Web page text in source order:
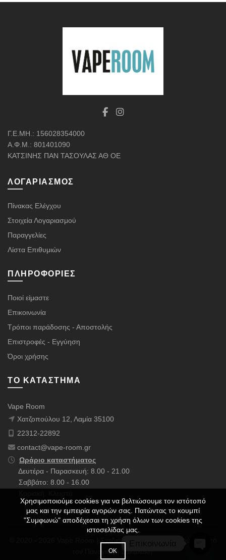
Γ.Ε.ΜΗ.: 156028354000
Α.Φ.Μ.: 801401090
ΚΑΤΣΙΝΗΣ ΠΑΝ ΤΑΣΟΥΛΑΣ ΑΘ ΟΕ
ΛΟΓΑΡΙΑΣΜΌΣ
Πίνακας Ελέγχου
Στοιχεία Λογαριασμού
Παραγγελίες
Λίστα Επιθυμιών
ΠΛΗΡΟΦΟΡΊΕΣ
Ποιοί είμαστε
Επικοινωνία
Τρόποι παράδοσης - Αποστολής
Επιστροφές - Εγγύηση
Όροι χρήσης
ΤΟ ΚΑΤΆΣΤΗΜΑ
Vape Room
Χατζοπούλου 12, Λαμία 35100
22312-22892
contact@vape-room.gr
Ωράριο καταστήματος
Δευτέρα - Παρασκευή: 8.00 - 21.00
Σαββάτο: 8.00 - 16.00
© 2020 - 2026 Vape Room | Σχεδιάστηκε με ❤️ & Πολλούς ☕ από
Παναγιώτη Σακαλάκη
Χρησιμοποιούμε cookies για να βελτιώσουμε τον ιστότοπό
μας και την εμπειρία αγορών σας. Πατώντας το κουμπί
"Συμφωνώ" αποδέχεσαι τη χρήση όλων των cookies της
ιστοσελίδας μας.
ΟΚ